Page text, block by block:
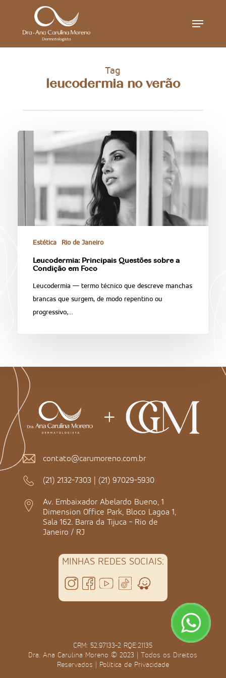
Menu
Tag
leucodermia no verão
Estética Rio de Janeiro
Leucodermia: Principais Questões sobre a
Condição em Foco
Leucodermia — termo técnico que descreve manchas
brancas que surgem, de modo repentino ou
progressivo,…
contato@carumoreno.com.br
(21) 2132-7303 | (21) 97029-5930
Av. Embaixador Abelardo Bueno, 1
Dimension Office Park, Bloco Lagoa 1,
Sala 162. Barra da Tijuca - Rio de
Janeiro / RJ
MINHAS REDES SOCIAIS:
CRM: 52.97133-2 RQE:21135
Dra. Ana Carulina Moreno © 2023 | Todos os Direitos
Reservados | Política de Privacidade